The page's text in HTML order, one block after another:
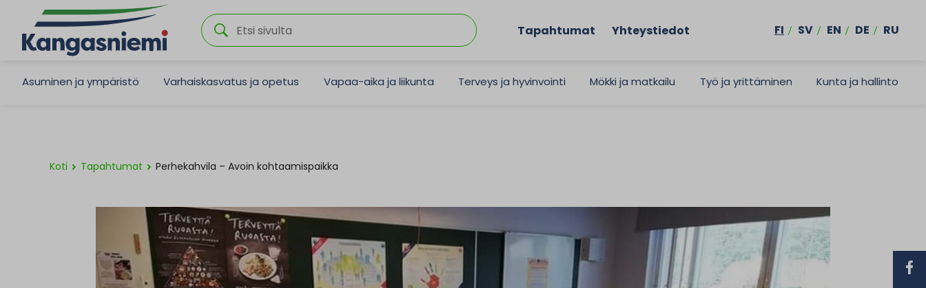
Tapahtumat Yhteystiedot FI SV EN DE RU
Asuminen ja ympäristö Varhaiskasvatus ja opetus Vapaa-aika ja liikunta Terveys ja hyvinvointi Mökki ja matkailu Työ ja yrittäminen Kunta ja hallinto
Koti Tapahtumat Perhekahvila – Avoin kohtaamispaikka